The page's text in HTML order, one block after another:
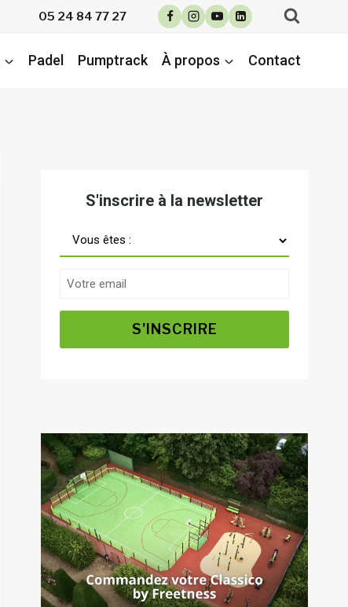
05 24 84 77 27
Padel Pumptrack À propos Contact
S'inscrire à la newsletter